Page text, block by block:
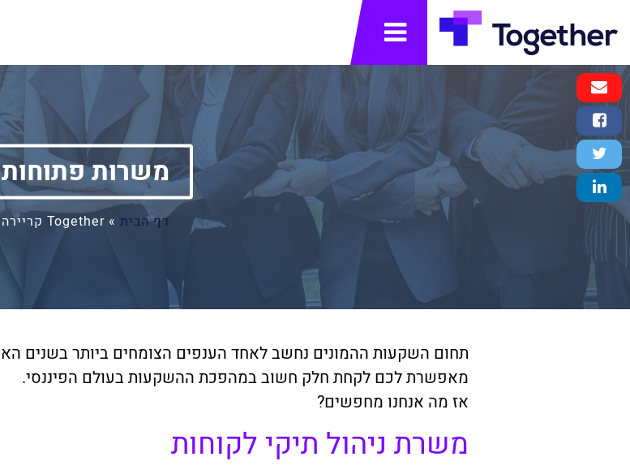
תפריט
משרות פתוחות
דף הבית »Together קריירה
מאפשרת לכם לקחת חלק חשוב במהפכת ההשקעות בעולם הפיננסי.
אז מה אנחנו מחפשים?
משרת ניהול תיקי לקוחות
Email
Message
Facebook
Share
Twitter
Tweet
LinkedIn
Share